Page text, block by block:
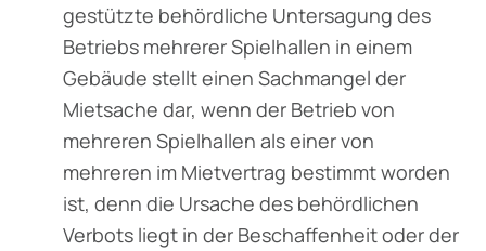
gestützte behördliche Untersagung des
Betriebs mehrerer Spielhallen in einem
Gebäude stellt einen Sachmangel der
Mietsache dar, wenn der Betrieb von
mehreren Spielhallen als einer von
mehreren im Mietvertrag bestimmt worden
ist, denn die Ursache des behörd­lichen
Verbots liegt in der Beschaffenheit oder der